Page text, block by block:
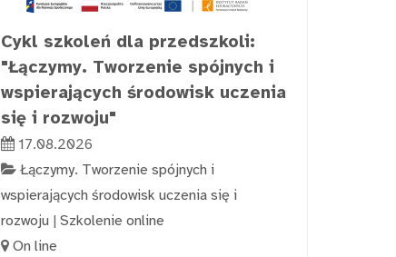
Cykl szkoleń dla przedszkoli:
"Łączymy. Tworzenie spójnych i
wspierających środowisk uczenia
się i rozwoju"
17.08.2026
Łączymy. Tworzenie spójnych i
wspierających środowisk uczenia się i
rozwoju | Szkolenie online
On line